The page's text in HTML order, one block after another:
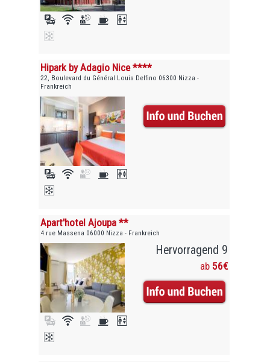
Hipark by Adagio Nice ****
22, Boulevard du Général Louis Delfino 06300 Nizza -
Frankreich
Apart'hotel Ajoupa **
4 rue Massena 06000 Nizza - Frankreich
Hervorragend 9
ab 56€